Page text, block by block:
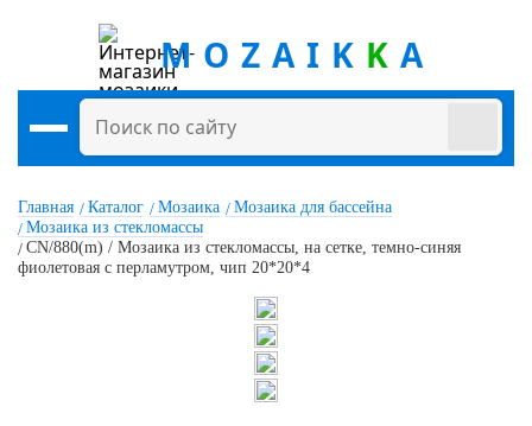
MOZAIK K A
Главная Каталог Мозаика
Мозаика для бассейна
Мозаика из стекломассы
CN/880(m) / Мозаика из стекломассы, на сетке, темно-синяя
фиолетовая с перламутром, чип 20*20*4